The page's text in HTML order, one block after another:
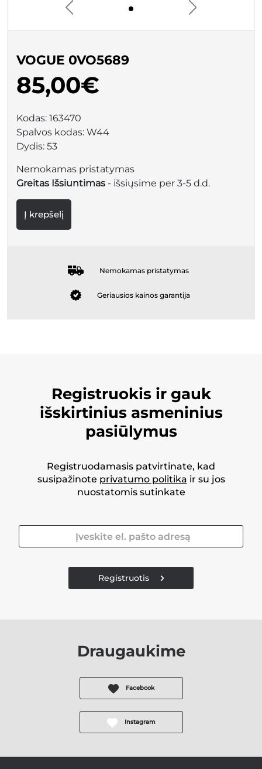
VOGUE 0VO5689
85,00€
Kodas: 163470
Spalvos kodas: W44
Dydis: 53
Nemokamas pristatymas
Greitas Išsiuntimas - išsiųsime per 3-5 d.d.
Į krepšelį
Nemokamas pristatymas
Geriausios kainos garantija
Registruokis ir gauk
išskirtinius asmeninius
pasiūlymus
Registruodamasis patvirtinate, kad
susipažinote privatumo politika ir su jos
nuostatomis sutinkate
Registruotis
Draugaukime
Facebook
Instagram